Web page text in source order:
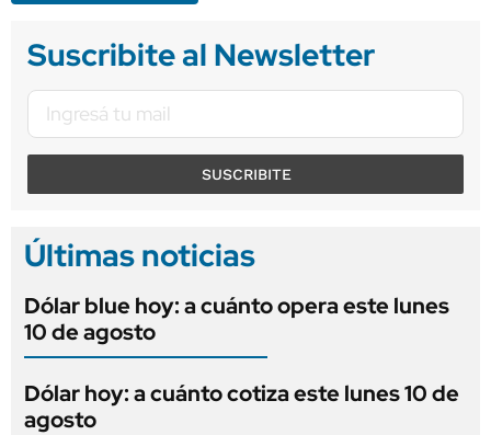
Suscribite al Newsletter
SUSCRIBITE
Últimas noticias
Dólar blue hoy: a cuánto opera este lunes
10 de agosto
Dólar hoy: a cuánto cotiza este lunes 10 de
agosto